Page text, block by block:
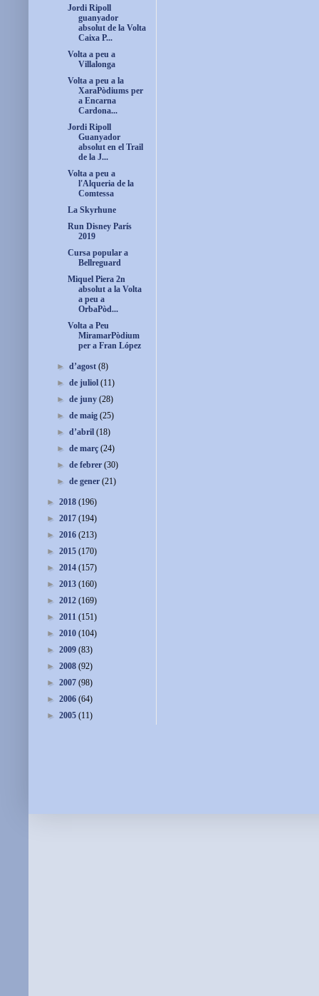
Jordi Ripoll
guanyador
absolut de la Volta
Caixa P...
Volta a peu a
Villalonga
Volta a peu a la
XaraPòdiums per
a Encarna
Cardona...
Jordi Ripoll
Guanyador
absolut en el Trail
de la J...
Volta a peu a
l'Alqueria de la
Comtessa
La Skyrhune
Run Disney París
2019
Cursa popular a
Bellreguard
Miquel Piera 2n
absolut a la Volta
a peu a
OrbaPòd...
Volta a Peu
MiramarPòdium
per a Fran López
►d’agost(8)
►de juliol(11)
►de juny(28)
►de maig(25)
►d’abril(18)
►de març(24)
►de febrer(30)
►de gener(21)
► 2018 (196)
► 2017 (194)
► 2016 (213)
► 2015 (170)
► 2014 (157)
► 2013 (160)
► 2012 (169)
► 2011 (151)
► 2010 (104)
► 2009 (83)
► 2008 (92)
► 2007 (98)
► 2006 (64)
► 2005 (11)